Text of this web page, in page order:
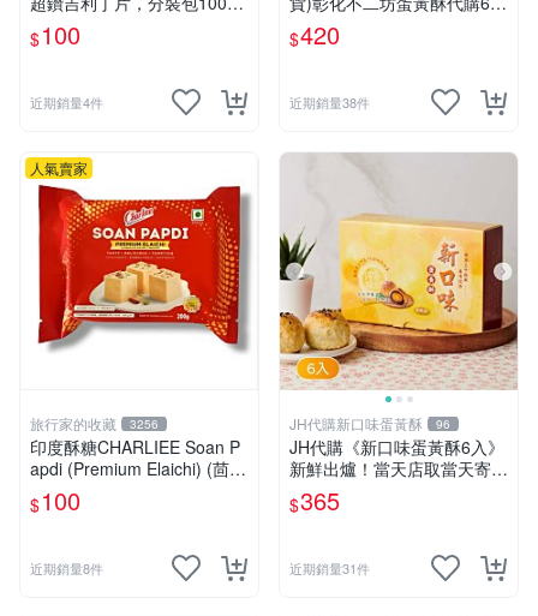
裝(約40片)，另售吉利T果凍
粉，布丁粉，吉利丁粉，明膠
$100
近期銷量4件
裝(原彰化不二家蛋黃酥)另售
青龍牌田豆酥
$420
近期銷量38件
人氣賣家
旅行家的收藏 3256
印度酥糖CHARLIEE Soan P
apdi (Premium Elaichi) (茴香
小豆蔻) 200 gm
$100
近期銷量8件
JH代購新口味蛋黃酥 96
JH代購《新口味蛋黃酥6入》
新鮮出爐！當天店取當天寄
出！
$365
近期銷量31件